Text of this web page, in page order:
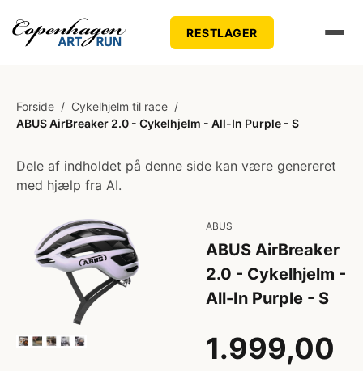
RESTLAGER
Forside / Cykelhjelm til race /
ABUS AirBreaker 2.0 - Cykelhjelm - All-In Purple - S
Dele af indholdet på denne side kan være genereret
med hjælp fra AI.
ABUS
ABUS AirBreaker
2.0 - Cykelhjelm -
All-In Purple - S
1.999,00